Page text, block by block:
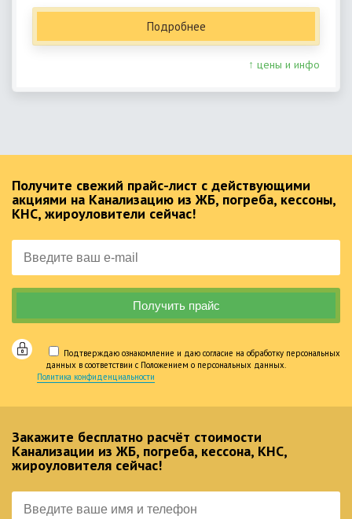
Подробнее
↑ цены и инфо
Получите свежий прайс-лист с действующими
акциями на Канализацию из ЖБ, погреба, кессоны,
КНС, жироуловители сейчас!
Подтверждаю ознакомление и даю согласие на обработку персональных
данных в соответствии с Положением о персональных данных.
Политика конфиденциальности
Закажите бесплатно расчёт стоимости
Канализации из ЖБ, погреба, кессона, КНС,
жироуловителя сейчас!